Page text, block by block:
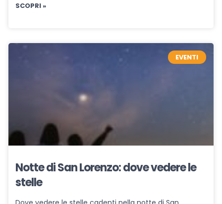
SCOPRI »
EVENTI
Notte di San Lorenzo: dove vedere le
stelle